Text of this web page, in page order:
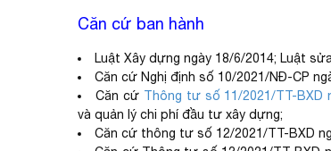
Căn cứ ban hành
Luật Xây dựng ngày 18/6/2014; Luật
Căn cứ Nghị định số 10/2021/NĐ-CP
Căn cứ Thông tư số 11/2021/TT-BXD
và quản lý chi phí đầu tư xây dựng;
Căn cứ thông tư số 12/2021/TT-BXD